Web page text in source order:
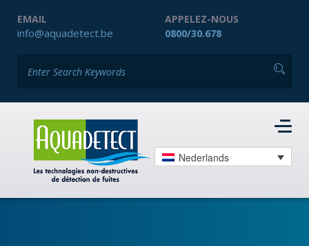
EMAIL
info@aquadetect.be
APPELEZ-NOUS
0800/30.678
Nederlands